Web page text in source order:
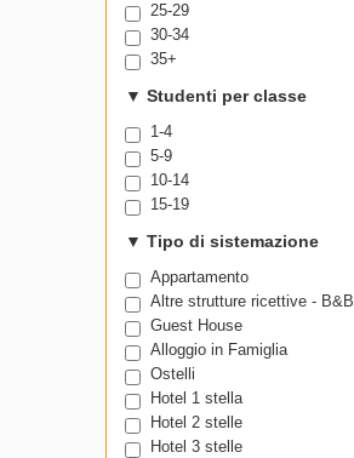
25-29
30-34
35+
▼ Studenti per classe
1-4
5-9
10-14
15-19
▼ Tipo di sistemazione
Appartamento
Altre strutture ricettive - B&B
Guest House
Alloggio in Famiglia
Ostelli
Hotel 1 stella
Hotel 2 stelle
Hotel 3 stelle